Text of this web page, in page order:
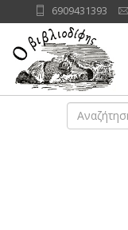
6909431393